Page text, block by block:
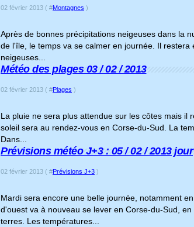
02 février 2013 ( #Montagnes )
Après de bonnes précipitations neigeuses dans la
de l'île, le temps va se calmer en journée. Il
neigeuses...
Météo des plages 03 / 02 / 2013
02 février 2013 ( #Plages )
La pluie ne sera plus attendue sur les côtes mais
soleil sera au rendez-vous en Corse-du-Sud. La
Dans...
Prévisions météo J+3 : 05 / 02 / 2013 jour
02 février 2013 ( #Prévisions J+3 )
Mardi sera encore une belle journée, notamment
d'ouest va à nouveau se lever en Corse-du-Sud,
terres. Les températures...